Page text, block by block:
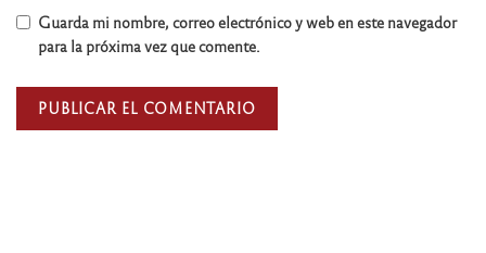
Guarda mi nombre, correo electrónico y web en este navegador
para la próxima vez que comente.